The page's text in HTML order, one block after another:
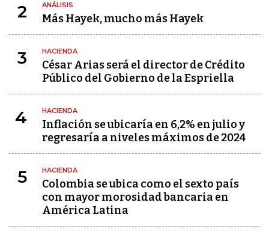
2 ANÁLISIS
Más Hayek, mucho más Hayek
3 HACIENDA
César Arias será el director de Crédito
Público del Gobierno de la Espriella
4 HACIENDA
Inflación se ubicaría en 6,2% en julio y
regresaría a niveles máximos de 2024
5 HACIENDA
Colombia se ubica como el sexto país
con mayor morosidad bancaria en
América Latina